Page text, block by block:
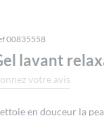
00835558
lavant
votre avis
en douceur la